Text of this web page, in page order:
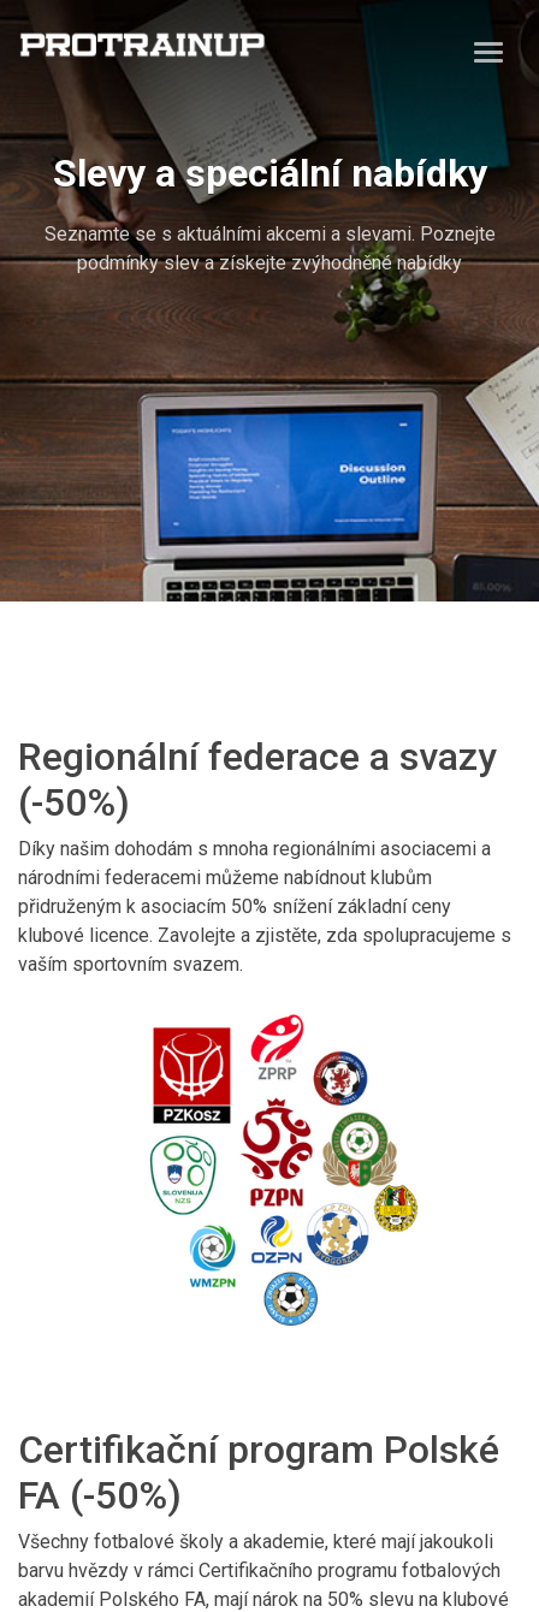
Slevy a speciální nabídky
Seznamte se s aktuálními akcemi a slevami. Poznejte
podmínky slev a získejte zvýhodněné nabídky
Regionální federace a svazy
(-50%)
Díky našim dohodám s mnoha regionálními asociacemi a
národními federacemi můžeme nabídnout klubům
přidruženým k asociacím 50% snížení základní ceny
klubové licence. Zavolejte a zjistěte, zda spolupracujeme s
vaším sportovním svazem.
Certifikační program Polské
FA (-50%)
Všechny fotbalové školy a akademie, které mají jakoukoli
barvu hvězdy v rámci Certifikačního programu fotbalových
akademií Polského FA, mají nárok na 50% slevu na klubové